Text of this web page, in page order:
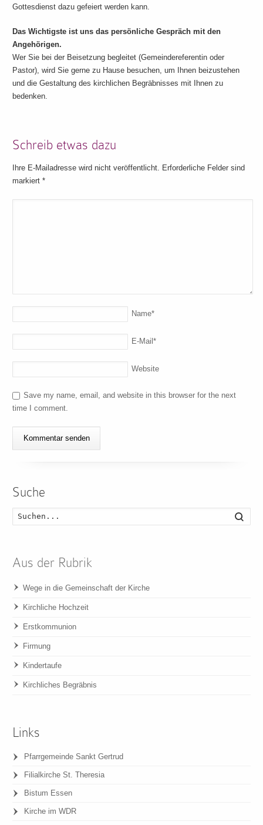
Gottesdienst dazu gefeiert werden kann.
Das Wichtigste ist uns das persönliche Gespräch mit den
Angehörigen.
Wer Sie bei der Beisetzung begleitet (Gemeindereferentin oder
Pastor), wird Sie gerne zu Hause besuchen, um Ihnen beizustehen
und die Gestaltung des kirchlichen Begräbnisses mit Ihnen zu
bedenken.
Schreib etwas dazu
Ihre E-Mailadresse wird nicht veröffentlicht. Erforderliche Felder sind
markiert*
Name*
E-Mail*
Website
Save my name, email, and website in this browser for the next
time I comment.
Suche
Aus der Rubrik
Wege in die Gemeinschaft der Kirche
Kirchliche Hochzeit
Erstkommunion
Firmung
Kindertaufe
Kirchliches Begräbnis
Links
Pfarrgemeinde Sankt Gertrud
Filialkirche St. Theresia
Bistum Essen
Kirche im WDR